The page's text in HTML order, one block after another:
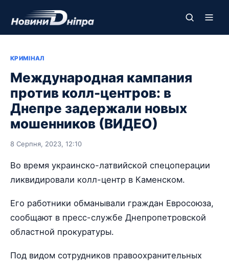
КРИМІНАЛ
Международная кампания
против колл-центров: в
Днепре задержали новых
мошенников (ВИДЕО)
8 Серпня, 2023, 12:10
Во время украинско-латвийской спецоперации
ликвидировали колл-центр в Каменском.
Его работники обманывали граждан Евросоюза,
сообщают в пресс-службе Днепропетровской
областной прокуратуры.
Под видом сотрудников правоохранительных